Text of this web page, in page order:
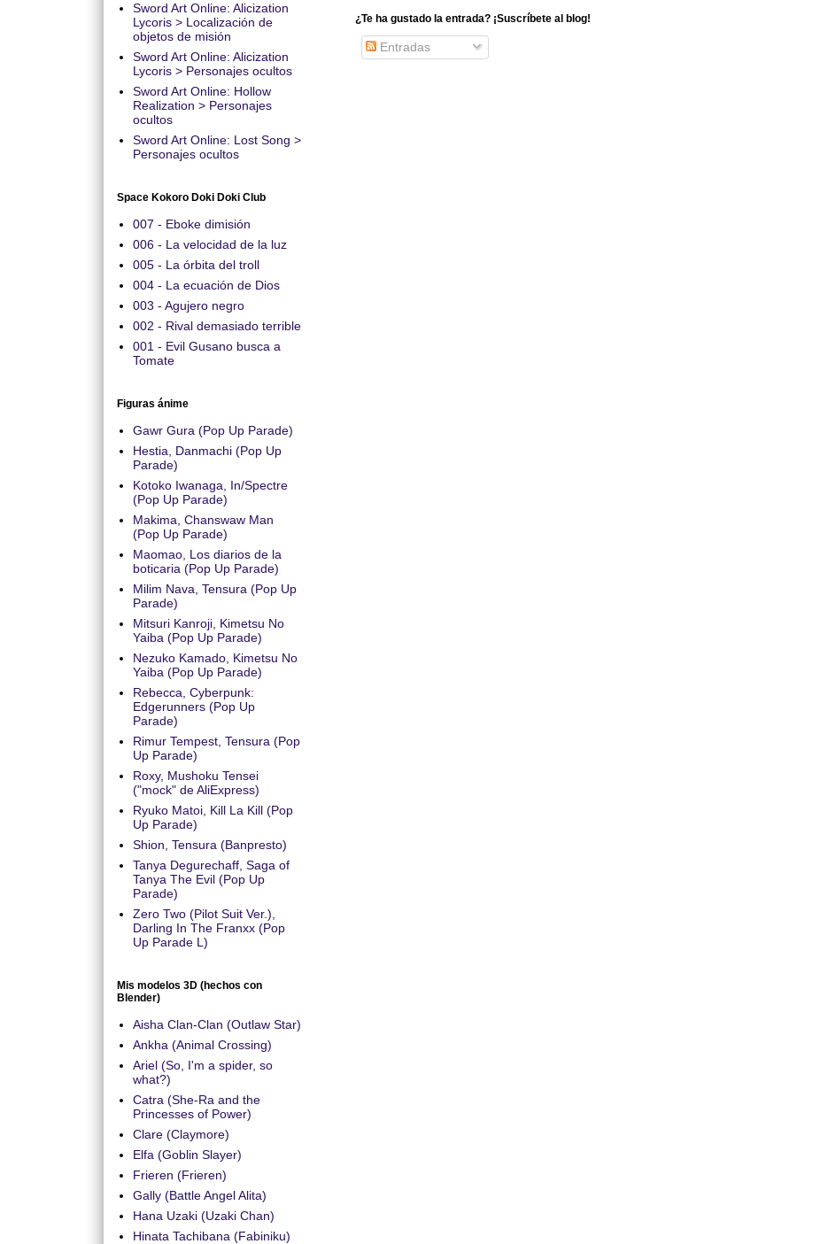
¿Te ha gustado la entrada? ¡Suscríbete al blog!
Entradas
Sword Art Online: Alicization
Lycoris > Localización de
objetos de misión
Sword Art Online: Alicization
Lycoris > Personajes ocultos
Sword Art Online: Hollow
Realization > Personajes
ocultos
Sword Art Online: Lost Song >
Personajes ocultos
Space Kokoro Doki Doki Club
007 - Eboke dimisión
006 - La velocidad de la luz
005 - La órbita del troll
004 - La ecuación de Dios
003 - Agujero negro
002 - Rival demasiado terrible
001 - Evil Gusano busca a
Tomate
Figuras ánime
Gawr Gura (Pop Up Parade)
Hestia, Danmachi (Pop Up
Parade)
Kotoko Iwanaga, In/Spectre
(Pop Up Parade)
Makima, Chanswaw Man
(Pop Up Parade)
Maomao, Los diarios de la
boticaria (Pop Up Parade)
Milim Nava, Tensura (Pop Up
Parade)
Mitsuri Kanroji, Kimetsu No
Yaiba (Pop Up Parade)
Nezuko Kamado, Kimetsu No
Yaiba (Pop Up Parade)
Rebecca, Cyberpunk:
Edgerunners (Pop Up
Parade)
Rimur Tempest, Tensura (Pop
Up Parade)
Roxy, Mushoku Tensei
("mock" de AliExpress)
Ryuko Matoi, Kill La Kill (Pop
Up Parade)
Shion, Tensura (Banpresto)
Tanya Degurechaff, Saga of
Tanya The Evil (Pop Up
Parade)
Zero Two (Pilot Suit Ver.),
Darling In The Franxx (Pop
Up Parade L)
Mis modelos 3D (hechos con
Blender)
Aisha Clan-Clan (Outlaw Star)
Ankha (Animal Crossing)
Ariel (So, I'm a spider, so
what?)
Catra (She-Ra and the
Princesses of Power)
Clare (Claymore)
Elfa (Goblin Slayer)
Frieren (Frieren)
Gally (Battle Angel Alita)
Hana Uzaki (Uzaki Chan)
Hinata Tachibana (Fabiniku)